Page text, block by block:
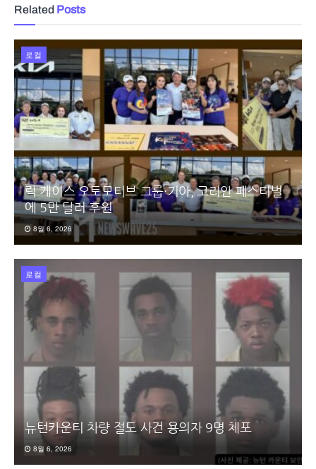
Related Posts
로컬
릭 케이스 오토모티브 그룹·기아, 코리안 페스티벌
에 5만 달러 후원
8월 6, 2026
로컬
뉴턴카운티 차량 절도 사건 용의자 9명 체포
8월 6, 2026